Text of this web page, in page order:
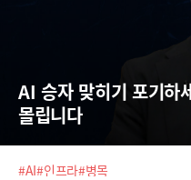
AI 승자 맞히기 포기하
몰립니다
#AI#인프라#병목